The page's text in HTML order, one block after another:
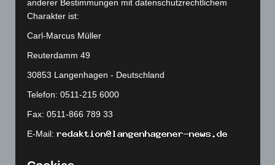
November 2022
Oktober 2022
(166)
September 2022(205)
März 2022
anderer Bestimmungen mit datenschutzrechtlichem
Charakter ist:
Carl-Marcus Müller
Reuterdamm 49
30853 Langenhagen - Deutschland
Telefon: 0511-215 6000
Fax: 0511-866 789 33
E-Mail: